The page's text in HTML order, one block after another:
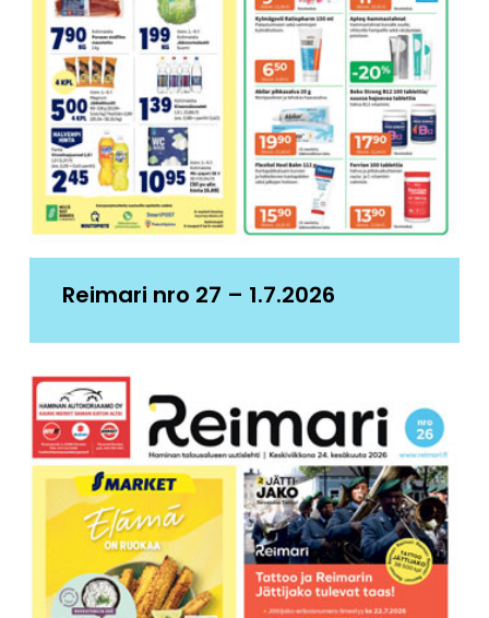
Reimari nro 27 – 1.7.2026